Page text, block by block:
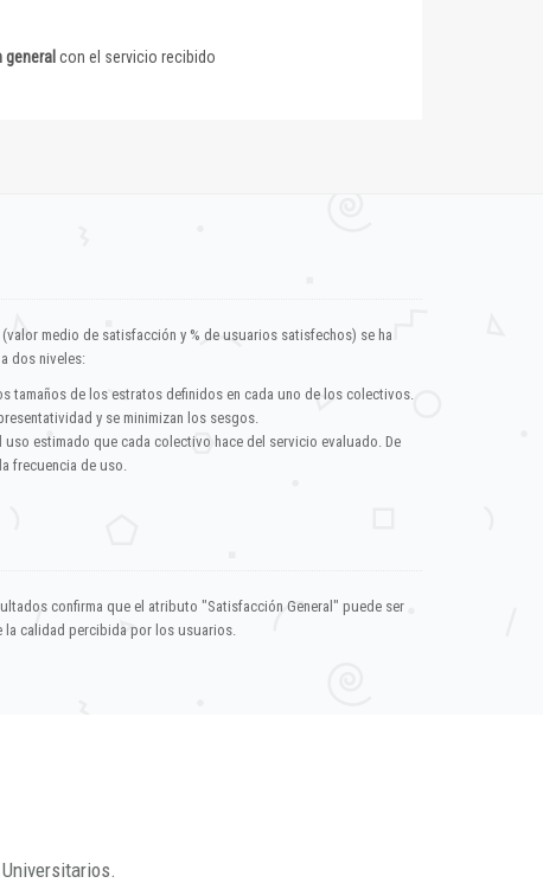
con el servicio recibido
medio de satisfacción y % de usuarios satisfechos) se ha
dos niveles:
tamaños de los estratos definidos en cada uno de los colectivos.
y se minimizan los sesgos.
uso estimado que cada colectivo hace del servicio evaluado. De
frecuencia de uso.
confirma que el atributo "Satisfacción General" puede ser
calidad percibida por los usuarios.